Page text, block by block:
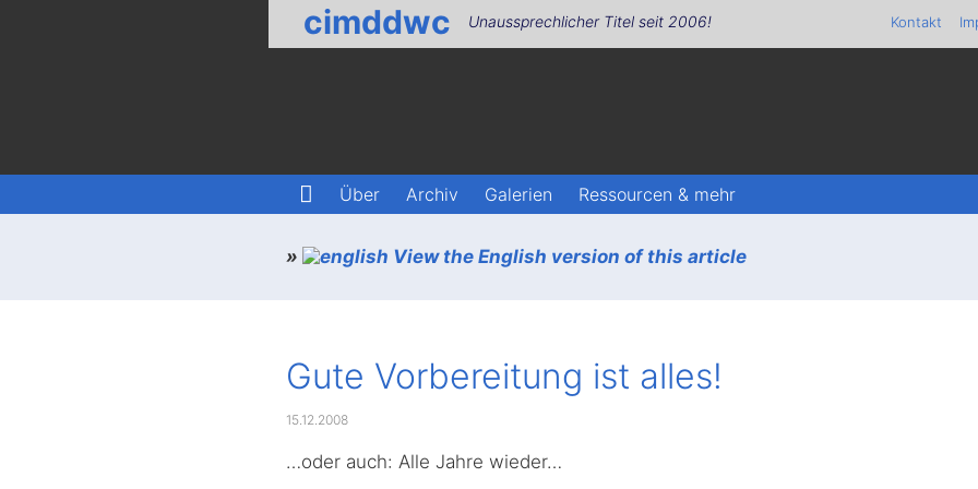
cimddwc Unaussprechlicher Titel seit 2006! Kontakt
Über Archiv Galerien Ressourcen & mehr
» View the English version of this article
Gute Vorbereitung ist alles!
15.12.2008
…oder auch: Alle Jahre wieder…